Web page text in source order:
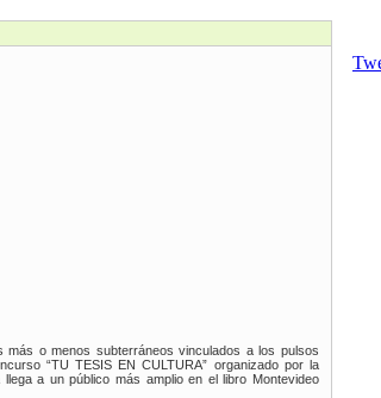
o menos subterráneos vinculados a los pulsos
“TU TESIS EN CULTURA” organizado por la
a un público más amplio en el libro Montevideo